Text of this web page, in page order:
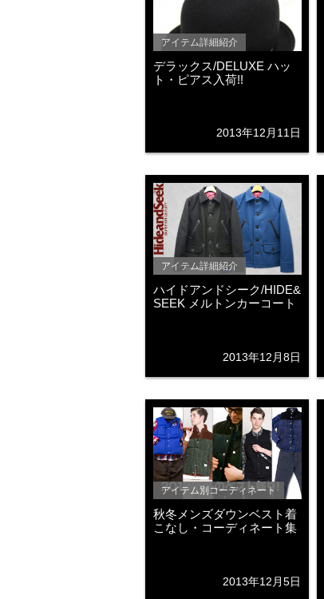
アイテム詳細紹介
デラックス/DELUXE ハッ
ト・ピアス入荷!!
2013年12月11日
アイテム詳細紹介
ハイドアンドシーク/HIDE&
SEEK メルトンカーコート
2013年12月8日
アイテム別コーディネート
秋冬メンズダウンベスト着
こなし・コーディネート集
2013年12月5日